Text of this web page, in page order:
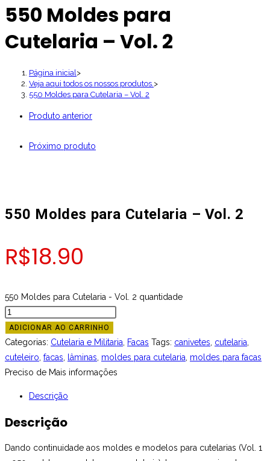
550 Moldes para
Cutelaria – Vol. 2
Página inicial>
Veja aqui todos os nossos produtos.>
550 Moldes para Cutelaria – Vol. 2
Produto anterior
Próximo produto
550 Moldes para Cutelaria – Vol. 2
R$18.90
550 Moldes para Cutelaria - Vol. 2 quantidade
ADICIONAR AO CARRINHO
Categorias: Cutelaria e Militaria Facas Tags: canivetes cutelaria
cuteleiro facas lâminas moldes para cutelaria moldes para facas
Preciso de Mais informações
Descrição
Descrição
Dando continuidade aos moldes e modelos para cutelarias (Vol. 1